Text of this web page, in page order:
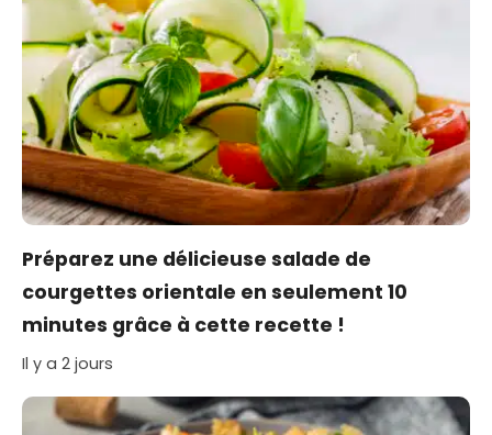
Préparez une délicieuse salade de
courgettes orientale en seulement 10
minutes grâce à cette recette !
Il y a 2 jours